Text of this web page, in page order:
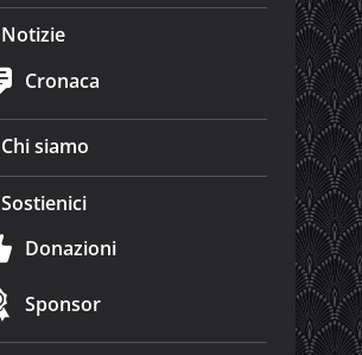
Notizie
Cronaca
Chi siamo
Sostienici
Donazioni
Sponsor